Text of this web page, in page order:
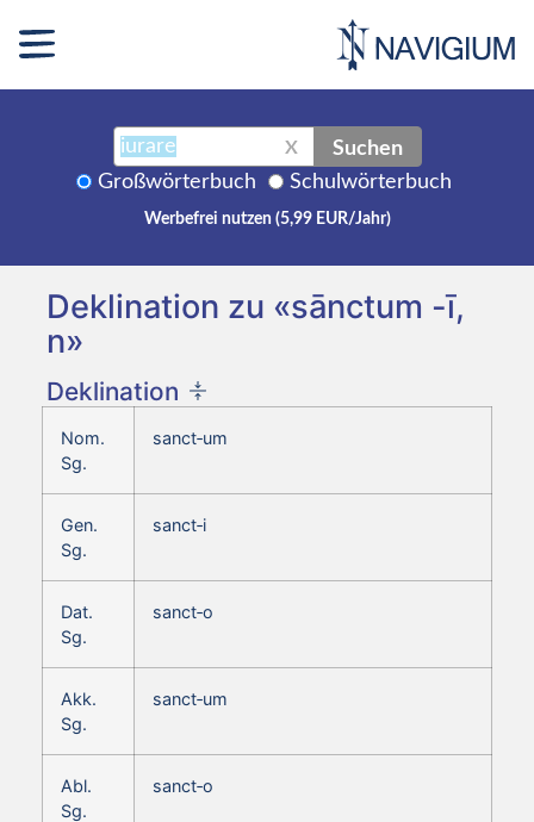
X Suchen
Großwörterbuch Schulwörterbuch
Werbefrei nutzen (5,99 EUR/Jahr)
Deklination zu «sānctum -ī,
n»
Deklination
Nom.
Sg.
sanct‑um
Gen.
Sg.
sanct‑i
Dat.
Sg.
sanct‑o
Akk.
Sg.
sanct‑um
Abl.
Sg.
sanct‑o